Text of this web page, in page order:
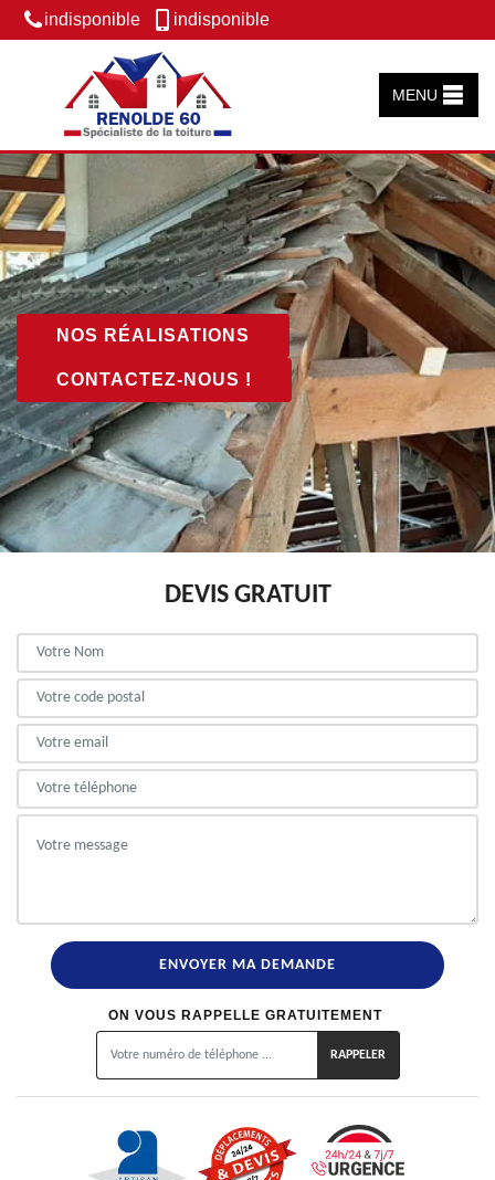
indisponible indisponible
MENU
NOS RÉALISATIONS
CONTACTEZ-NOUS !
DEVIS GRATUIT
ON VOUS RAPPELLE GRATUITEMENT